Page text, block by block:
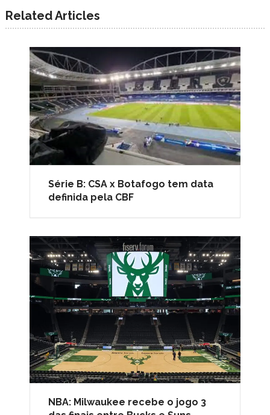
Related Articles
Série B: CSA x Botafogo tem data
definida pela CBF
NBA: Milwaukee recebe o jogo 3